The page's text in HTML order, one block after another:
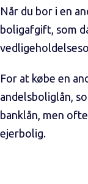
Når du bor i en
boligafgift, som
For at købe en
andelsboliglån,
banklån, men
ejerbolig.